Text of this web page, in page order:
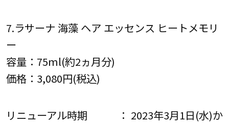
7.ラサーナ 海藻 ヘア エッセンス ヒートメモリ
ー
容量：75ml(約2ヵ月分)
価格：3,080円(税込)
リニューアル時期 ： 2023年3月1日(水)か